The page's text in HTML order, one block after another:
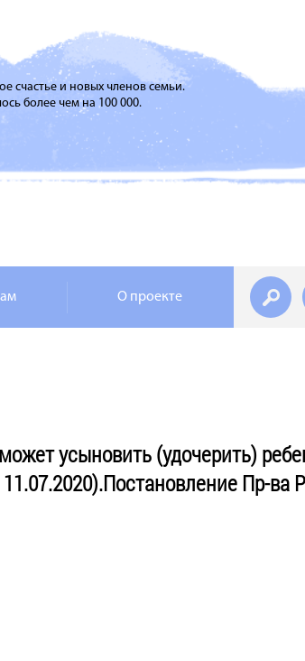
счастье и новых членов семьи.
более чем на 100 000.
О проекте
усыновить (удочерить)
Пр-ва